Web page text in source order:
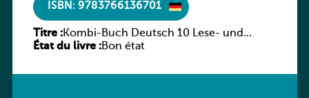
ISBN: 9783766136701
Titre :Kombi-Buch Deutsch 10 Lese- und
Sprachbuch
État du livre :Bon état